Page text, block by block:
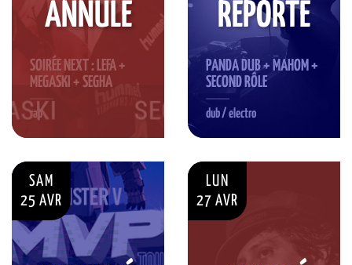
SOIRÉE NEXT : LEFA +
MEGASKI + SEGHA
rap
ANNULÉ
PANDA DUB + MAHOM +
SECOND RÔLE
dub / electro
REPORTÉ
SAM
25 AVR
LUN
27 AVR